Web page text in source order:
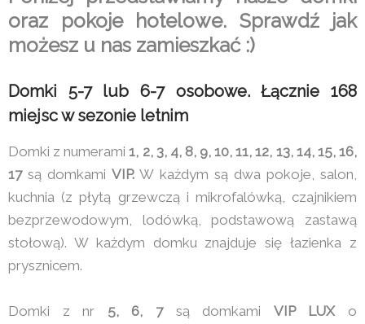
oraz pokoje hotelowe. Sprawdź jak
możesz u nas zamieszkać :)
Domki 5-7 lub 6-7 osobowe. Łącznie 168
miejsc w sezonie letnim
Domki z numerami1, 2, 3, 4, 8, 9, 10, 11, 12, 13, 14, 15, 16,
17są domkamiVIP. W każdym są dwa pokoje, salon,
kuchnia (z płytą grzewczą i mikrofalówką, czajnikiem
bezprzewodowym, lodówką, podstawową zastawą
stołową). W każdym domku znajduje się łazienka z
prysznicem.
Domki z nr 5, 6, 7są domkami VIP LUXo